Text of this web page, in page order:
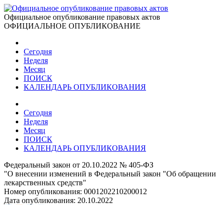
Официальное опубликование правовых актов
ОФИЦИАЛЬНОЕ ОПУБЛИКОВАНИЕ
Сегодня
Неделя
Месяц
ПОИСК
КАЛЕНДАРЬ ОПУБЛИКОВАНИЯ
Сегодня
Неделя
Месяц
ПОИСК
КАЛЕНДАРЬ ОПУБЛИКОВАНИЯ
Федеральный закон от 20.10.2022 № 405-ФЗ
"О внесении изменений в Федеральный закон "Об обращении
лекарственных средств"
Номер опубликования: 0001202210200012
Дата опубликования: 20.10.2022